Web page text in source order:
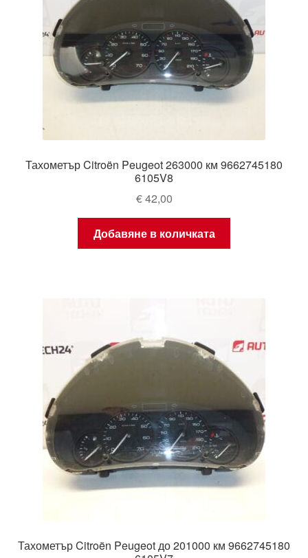
Тахометър Citroën Peugeot 263000 км 9662745180
6105V8
€42,00
Добавяне в количката
Тахометър Citroën Peugeot до 201000 км 9662745180